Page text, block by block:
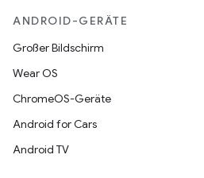
ANDROID-GERÄTE
Großer Bildschirm
Wear OS
ChromeOS-Geräte
Android for Cars
Android TV